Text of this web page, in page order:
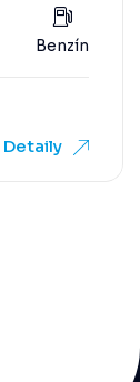
Benzín
Detaily